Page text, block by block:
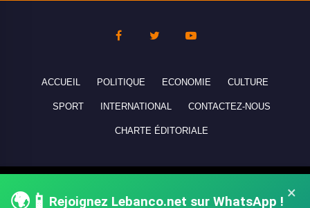
×
🌍📱 Rejoignez Lebanco.net sur WhatsApp !
ACCUEIL POLITIQUE ECONOMIE CULTURE
SPORT INTERNATIONAL CONTACTEZ-NOUS
CHARTE ÉDITORIALE
réservés - All rights reserved.